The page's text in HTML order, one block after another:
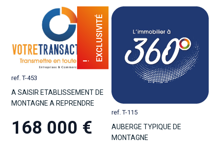
ref. T-453
A SAISIR ETABLISSEMENT DE
MONTAGNE A REPRENDRE
168 000 €
ref. T-115
AUBERGE TYPIQUE DE
MONTAGNE